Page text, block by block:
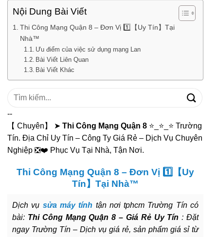
Nội Dung Bài Viết
Thi Công Mạng Quận 8 – Đơn Vị 1️⃣【Uy Tín】Tại
Nhà™
Ưu điểm của việc sử dụng mạng Lan
Bài Viết Liên Quan
Bài Viết Khác
Tìm
--
【 Chuyên】 ➤ Thi Công Mạng Quận 8 ⭐_⭐_⭐ Trường
Tín. Địa Chỉ Uy Tín – Công Ty Giá Rẻ – Dịch Vụ Chuyên
Nghiệp ❎❤️ Phục Vụ Tại Nhà, Tận Nơi.
Thi Công Mạng Quận 8 – Đơn Vị 1️⃣【Uy
Tín】Tại Nhà™
Dịch vụ sửa máy tính tận nơi tphcm Trường Tín có
bài: Thi Công Mạng Quận 8 – Giá Rẻ Uy Tín: Đặt
ngay Trường Tín – Dịch vụ giá rẻ, sản phẩm giá sỉ từ